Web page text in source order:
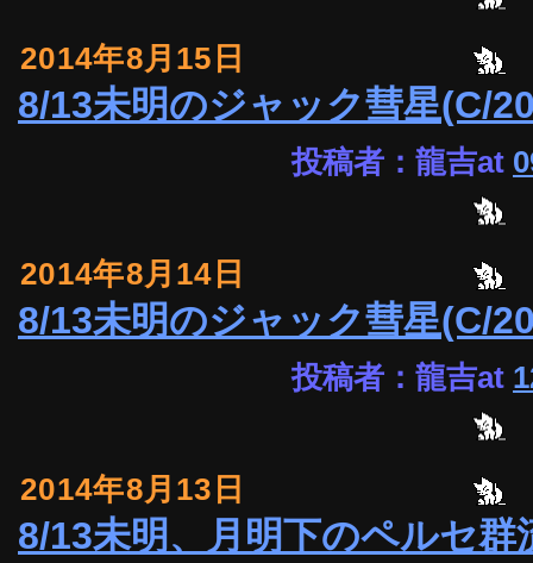
2014年8月15日
8/13未明のジャック彗星(C/
投稿者：龍吉at
2014年8月14日
8/13未明のジャック彗星(C/
投稿者：龍吉at
2014年8月13日
8/13未明、月明下のペルセ群